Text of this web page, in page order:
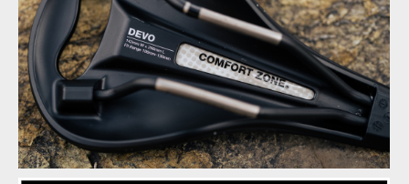
WTB Devo with Pickup - každé správné sedátko má na konci
držátko